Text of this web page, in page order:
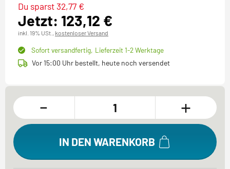
Jetzt: 123,12 €
Du sparst 32,77 €
inkl. 19% USt., kostenloser Versand
Sofort versandfertig, Lieferzeit 1-2 Werktage
Vor 15:00 Uhr bestellt, heute noch versendet
- +
IN DEN WARENKORB